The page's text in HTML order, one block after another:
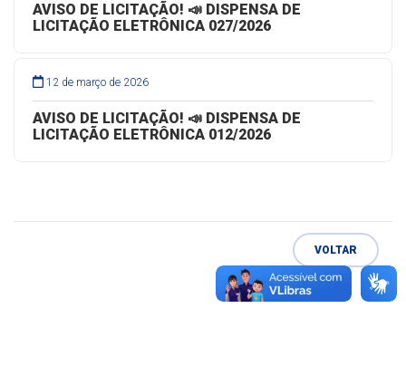
AVISO DE LICITAÇÃO! 📣 DISPENSA DE
LICITAÇÃO ELETRÔNICA 027/2026
12 de março de 2026
AVISO DE LICITAÇÃO! 📣 DISPENSA DE
LICITAÇÃO ELETRÔNICA 012/2026
VOLTAR